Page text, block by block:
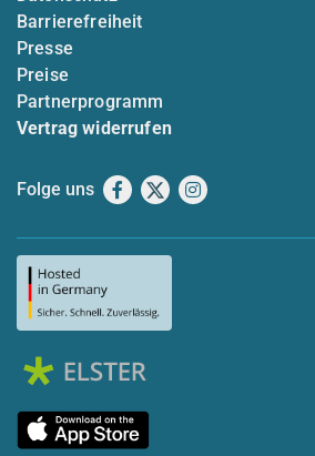
Barrierefreiheit
Presse
Preise
Partnerprogramm
Vertrag widerrufen
Folge uns Facebook
X Instagram